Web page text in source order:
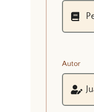
Autor